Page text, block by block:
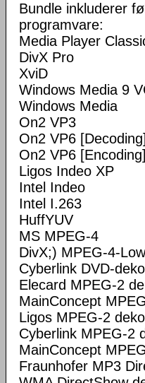
Bundle inkluderer
programvare:
Media Player
DivX Pro
XviD
Windows Media 9
Windows Media
On2 VP3
On2 VP6 [Decoding]
On2 VP6 [Encoding]
Ligos Indeo XP
Intel Indeo
Intel I.263
HuffYUV
MS MPEG-4
DivX;) MPEG-4-
Cyberlink DVD-
Elecard MPEG-2
MainConcept
Ligos MPEG-2
Cyberlink MPEG-2
MainConcept
Fraunhofer MP3